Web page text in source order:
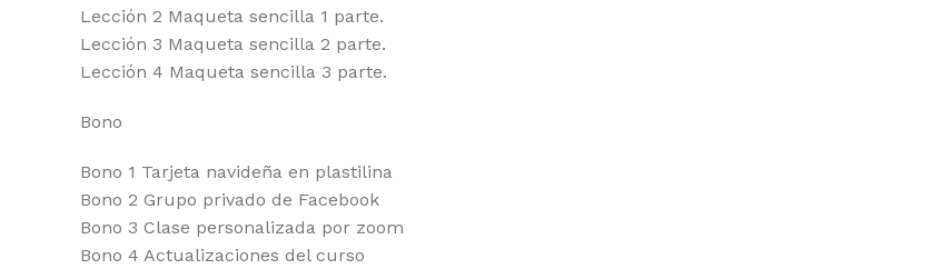
Lección 2 Maqueta sencilla 1 parte.
Lección 3 Maqueta sencilla 2 parte.
Lección 4 Maqueta sencilla 3 parte.
Bono
Bono 1 Tarjeta navideña en plastilina
Bono 2 Grupo privado de Facebook
Bono 3 Clase personalizada por zoom
Bono 4 Actualizaciones del curso